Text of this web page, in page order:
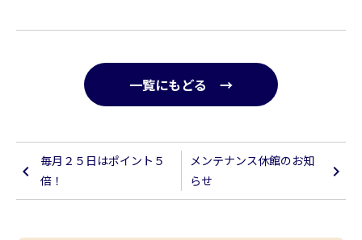
一覧にもどる →
毎月２５日はポイント５
倍！
メンテナンス休館のお知
らせ